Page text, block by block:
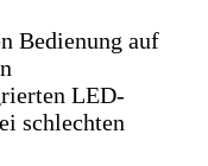
Bedienung auf
LED-
schlechten